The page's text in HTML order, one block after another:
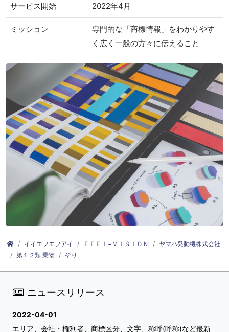
サービス開始 2022年4月
ミッション
専門的な「商標情報」をわかりやす
く広く一般の方々に伝えること
イイエフエフアイ ＥＦＦＩ−ＶＩＳＩＯＮ
ヤマハ発動機株式会社
第１２類 乗物
そり
ニュースリリース
2022-04-01
エリア、会社・権利者、商標区分、文字、称呼(呼称)など最新